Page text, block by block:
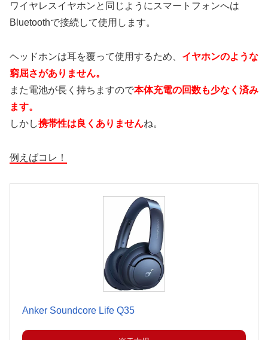
ワイヤレスイヤホンと同じようにスマートフォンへは
Bluetoothで接続して使用します。
ヘッドホンは耳を覆って使用するため、 イヤホンのような
窮屈さがありません。
また電池が長く持ちますので本体充電の回数も少なく済み
ます。
しかし携帯性は良くありませんね。
例えばコレ！
Anker Soundcore Life Q35